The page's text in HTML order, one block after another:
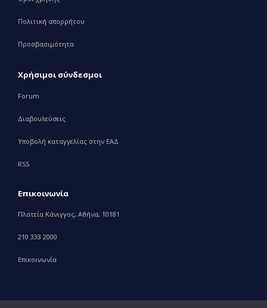
Πολιτική απορρήτου
Προσβασιμότητα
Χρήσιμοι σύνδεσμοι
Forum
Διαβουλεύσεις
Υποβολή καταγγελίας στην ΕΑΔ
RSS
Επικοινωνία
Πλατεία Κάνιγγος, Αθήνα, 10181
210 333 2000
Επικοινωνία